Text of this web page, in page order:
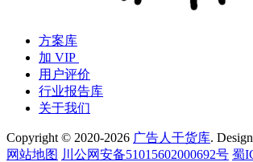
方案库
加 VIP
用户评价
行业报告库
关于我们
Copyright © 2020-2026 广告人干货库.
网站地图 川公网安备51015602000692号 蜀